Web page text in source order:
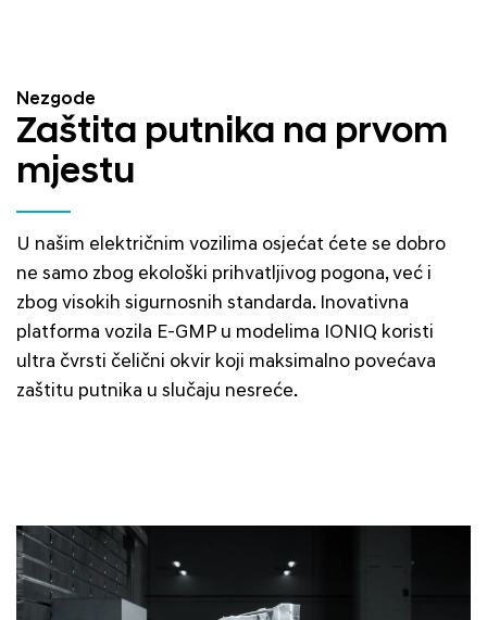
Nezgode
Zaštita putnika na prvom
mjestu
U našim električnim vozilima osjećat ćete se dobro
ne samo zbog ekološki prihvatljivog pogona, već i
zbog visokih sigurnosnih standarda. Inovativna
platforma vozila E-GMP u modelima IONIQ koristi
ultra čvrsti čelični okvir koji maksimalno povećava
zaštitu putnika u slučaju nesreće.